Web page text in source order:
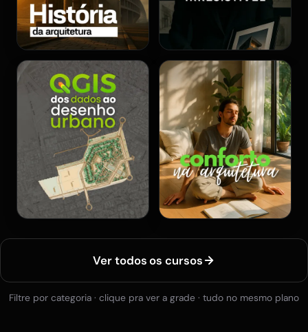
Ver todos os cursos
Filtre por categoria · clique pra ver a grade · tudo no mesmo plano